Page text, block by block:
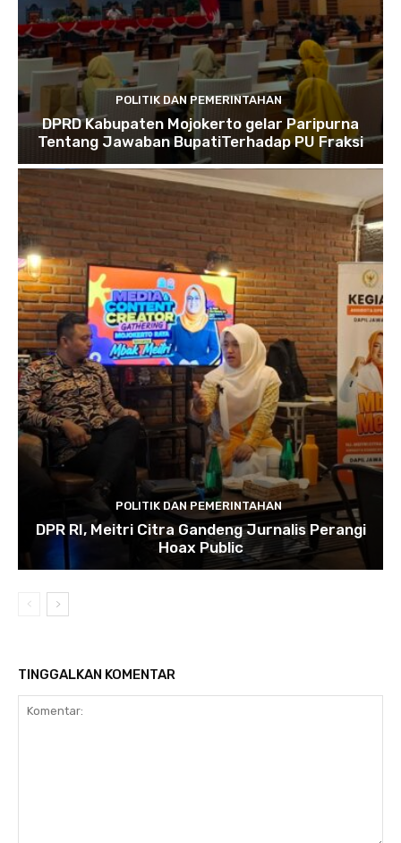
POLITIK DAN PEMERINTAHAN
DPRD Kabupaten Mojokerto gelar Paripurna
Tentang Jawaban BupatiTerhadap PU Fraksi
POLITIK DAN PEMERINTAHAN
DPR RI, Meitri Citra Gandeng Jurnalis Perangi
Hoax Public
TINGGALKAN KOMENTAR